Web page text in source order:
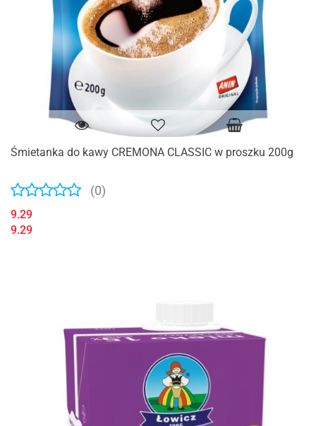
Śmietanka do kawy CREMONA CLASSIC w proszku 200g
(0)
9.29
9.29